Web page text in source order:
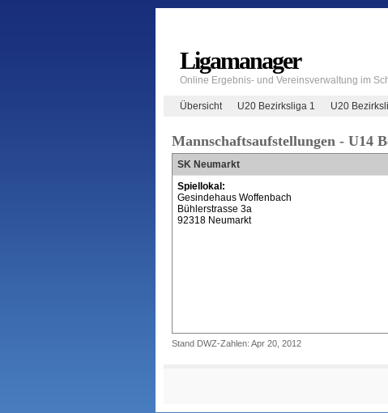
Ligamanager
Online Ergebnis- und Vereinsverwaltung im
Übersicht U20 Bezirksliga 1 U20
Mannschaftsaufstellungen - U14
SK Neumarkt
Spiellokal:
Gesindehaus Woffenbach
Bühlerstrasse 3a
92318 Neumarkt
Stand DWZ-Zahlen: Apr 20, 2012